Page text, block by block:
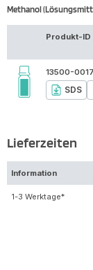
Methanol
Produkt-ID
13500-
SDS
Lieferzeiten
Information
1-3 Werktage*